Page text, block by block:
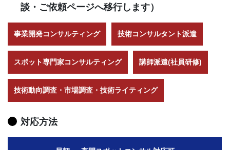
談・ご依頼ページへ移行します）
事業開発コンサルティング 技術コンサルタント派遣
スポット専門家コンサルティング 講師派遣(社員研修)
技術動向調査・市場調査・技術ライティング
対応方法